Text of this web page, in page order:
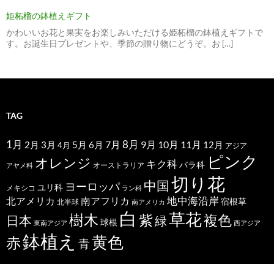
姫柘榴の鉢植えギフト
かわいいお花と果実をお楽しみいただける姫柘榴の鉢植えギフトで
す。お誕生日プレゼントや、季節の贈り物にどうぞ。お […]
TAG
1月 2月 3月 4月 5月 6月 7月 8月 9月 10月 11月 12月 アジア
アヤメ科 オレンジ オーストラリア キク科バラ科 ピンク
メキシコ ユリ科 ヨーロッパ ラン科 中国切り花
北アメリカ 北半球 南アフリカ 南アメリカ 地中海沿岸 宿根草
日本 東南アジア 樹木 球根 白 紫緑草花複色 西アジア
赤鉢植え 青黄色